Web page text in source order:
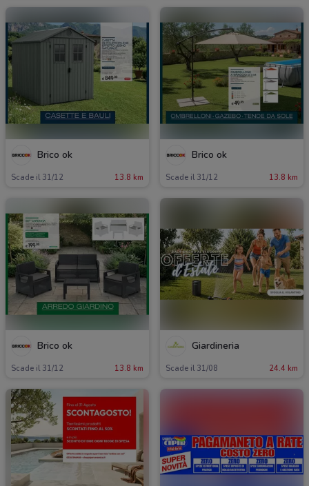
Brico ok
Scade il 31/12 13.8 km
Brico ok
Scade il 31/12 13.8 km
Brico ok
Scade il 31/12 13.8 km
Giardineria
Scade il 31/08 24.4 km